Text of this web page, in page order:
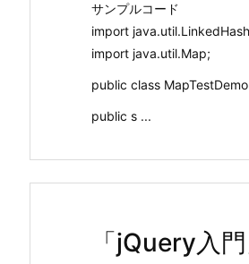
サンプルコード
import
import java.util.Map;
public class
public s ...
「jQuery入